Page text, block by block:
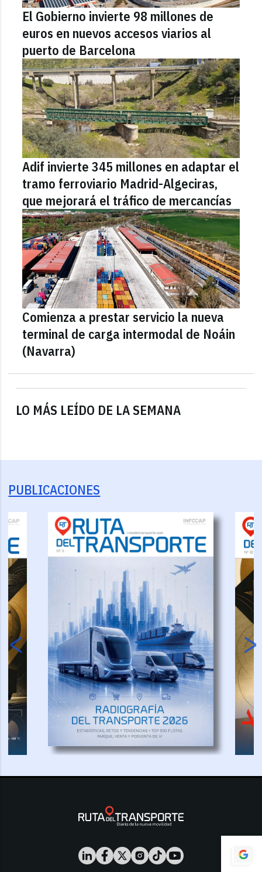
LO MÁS LEÍDO DE LA SEMANA
El Gobierno invierte 98 millones de
euros en nuevos accesos viarios al
puerto de Barcelona
Adif invierte 345 millones en adaptar el
tramo ferroviario Madrid-Algeciras,
que mejorará el tráfico de mercancías
Comienza a prestar servicio la nueva
terminal de carga intermodal de Noáin
(Navarra)
PUBLICACIONES